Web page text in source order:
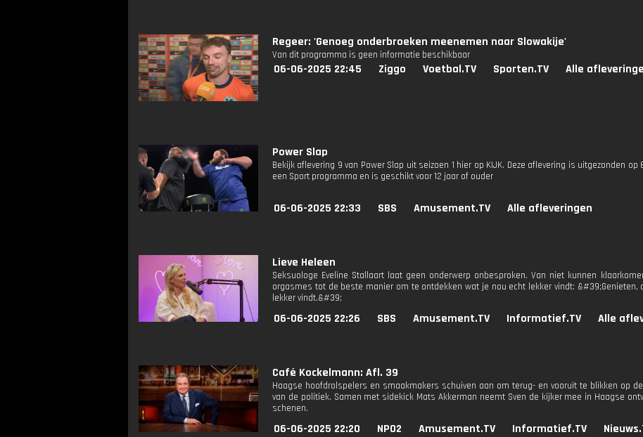
Regeer: 'Genoeg onderbroeken meenemen naar Slowakije'
Van dit programma is geen informatie beschikbaar
06-06-2025 22:45 Ziggo Voetbal.TV Sporten.TV Alle
Power Slap
Bekijk aflevering 9 van Power Slap uit seizoen 1 hier op KIJK. Deze aflevering is uitgezonden
een Sport programma en is geschikt voor 12 jaar of ouder
06-06-2025 22:33 SBS Amusement.TV Alle afleveringen
Lieve Heleen
Seksuologe Eveline Stallaart laat geen onderwerp onbesproken. Van niet kunnen
orgasmes tot de beste manier om te ontdekken wat je nou echt lekker vindt:
lekker vindt.&#39;
06-06-2025 22:26 SBS Amusement.TV Informatief.TV Alle
Café Kockelmann: Afl. 39
Haagse hoofdrolspelers en smaakmakers schuiven aan om terug- en vooruit te blikken op
van de politiek. Samen met sidekick Mats Akkerman neemt Sven de kijker mee in Haagse
schenen.
06-06-2025 22:20 NPO2 Amusement.TV Informatief.TV